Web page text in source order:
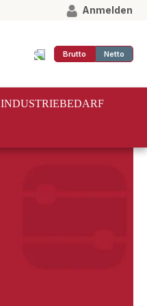
Anmelden
Brutto Netto
INDUSTRIEBEDARF